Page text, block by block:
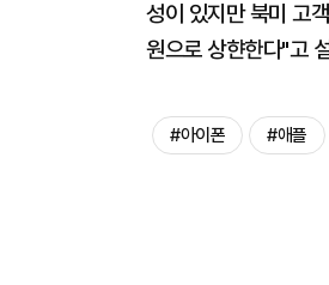
성이 있지만 북미 고
원으로 상햔한다"고
#아이폰 #애플